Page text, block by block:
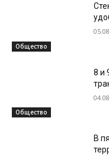
Общество
Общество
8 и
В